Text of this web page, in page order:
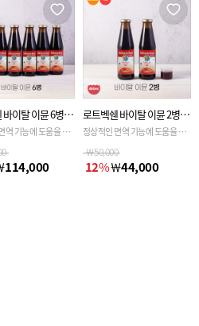
이탈 이뮨 6병
]
역 기능에 도움을 주
114,000
로트벡쉔 바이탈 이뮨 2병
[약1개월분]
정상적인 면역 기능에 도움을 주
￦50,000
12%￦44,000